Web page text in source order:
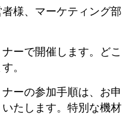
様、マーケティング部
ーで開催します。どこ
。
ーの参加手順は、お申
たします。特別な機材